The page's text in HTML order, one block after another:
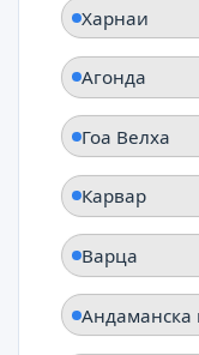
Харнаи
Агонда
Гоа Велха
Карвар
Варца
Андаманска